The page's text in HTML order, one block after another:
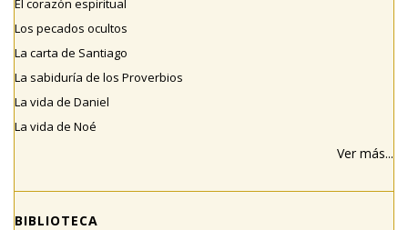
El corazón espiritual
Los pecados ocultos
La carta de Santiago
La sabiduría de los Proverbios
La vida de Daniel
La vida de Noé
Ver más...
BIBLIOTECA